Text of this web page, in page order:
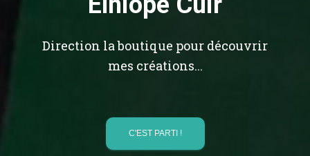
Direction la boutique pour découvrir
mes créations...
C'EST PARTI !